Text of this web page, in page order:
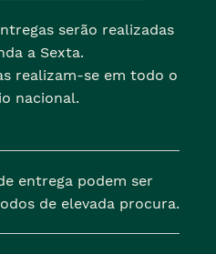
serão realizadas
a Sexta.
realizam-se em todo o
nacional.
entrega podem ser
de elevada procura.